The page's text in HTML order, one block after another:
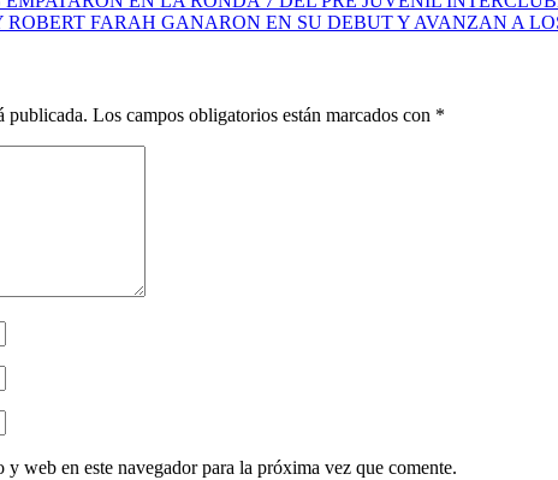
FARAH GANARON EN SU DEBUT Y AVANZAN A
publicada. Los campos obligatorios están marcados con *
web en este navegador para la próxima vez que comente.